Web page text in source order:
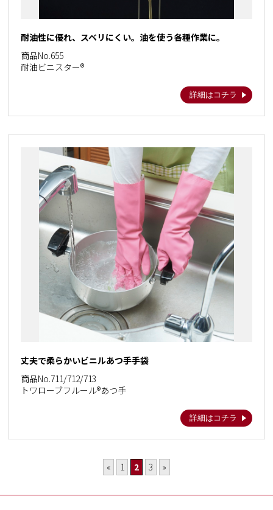
耐油性に優れ、スベリにくい。油を使う各種作業に。
商品No.655
耐油ビニスター®
詳細はコチラ
丈夫で柔らかいビニルあつ手手袋
商品No.711/712/713
トワローブフルール®あつ手
詳細はコチラ
« 1 2 3 »